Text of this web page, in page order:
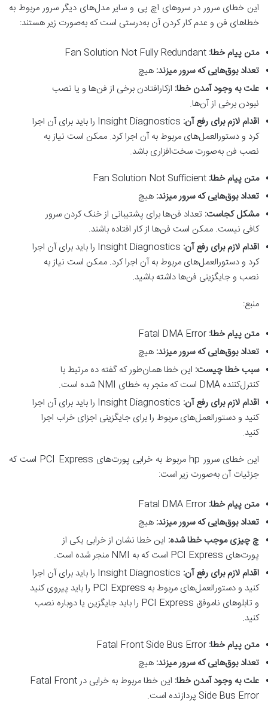
این خطای سرور در سروهای اچ پی و سایر مدل‌های دیگر سرور مربوط به
خطاهای فن و عدم کار کردن آن به‌درستی است که به‌صورت زیر هستند:
متن پیام خطا:
تعداد بوق‌هایی که سرور میزند: هیچ
علت به وجود آمدن خطا: ازکارافتادن برخی از فن‌ها و یا نصب
نبودن برخی از آن‌ها.
اقدام لازم برای رفع آن:
Insight Diagnostics را باید برای آن اجرا
کرد و دستورالعمل‌های مربوط به آن اجرا کرد. ممکن است نیاز به
نصب فن به‌صورت سخت‌افزاری باشد.
متن پیام خطا:
تعداد بوق‌هایی که سرور میزند: هیچ
مشکل کجاست: تعداد فن‌ها برای پشتیبانی از خنک کردن سرور
کافی نیست. ممکن است فن‌ها از کار افتاده باشند.
اقدام لازم برای رفع آن:
Insight Diagnostics را باید برای آن اجرا
کرد و دستورالعمل‌های مربوط به آن اجرا کرد. ممکن است نیاز به
نصب و جایگزینی فن‌ها داشته باشید.
منبع:
متن پیام خطا:
تعداد بوق‌هایی که سرور میزند: هیچ
سبب خطا چیست: این خطا همان‌طور که گفته ده مرتبط با
کنترل‌کننده DMA است که منجر به خطای NMI شده است.
اقدام لازم برای رفع آن:
Insight Diagnostics را باید برای آن اجرا
کنید و دستورالعمل‌های مربوط را برای جایگزینی اجزای خراب اجرا
کنید.
این خطای سرور hp مربوط به خرابی پورت‌های PCI Express است که
جزئیات آن به‌صورت زیر است:
متن پیام خطا:
تعداد بوق‌هایی که سرور میزند: هیچ
چ چیزی موجب خطا شده: این خطا نشان از خرابی یکی از
پورت‌های PCI Express است که به NMI منجر شده است.
اقدام لازم برای رفع آن:
Insight Diagnostics را باید برای آن اجرا
کنید و دستورالعمل‌های مربوط به PCI Express را باید پیروی کنید
و تابلوهای ناموفق PCI Express را باید جایگزین یا دوباره نصب
کنید.
متن پیام خطا:
تعداد بوق‌هایی که سرور میزند: هیچ
علت به وجود آمدن خطا:
این خطا مربوط به خرابی در Fatal Front
Side Bus Error پردازنده است.